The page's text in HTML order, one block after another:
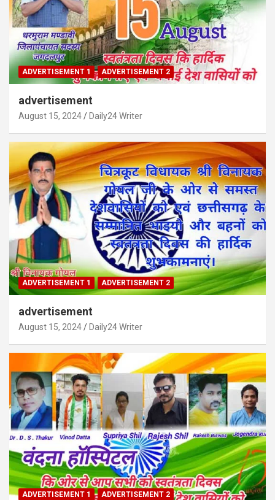
ADVERTISEMENT 1 ADVERTISEMENT 2
advertisement
August 15, 2024 Daily24 Writer
ADVERTISEMENT 1 ADVERTISEMENT 2
advertisement
August 15, 2024 Daily24 Writer
ADVERTISEMENT 1 ADVERTISEMENT 2